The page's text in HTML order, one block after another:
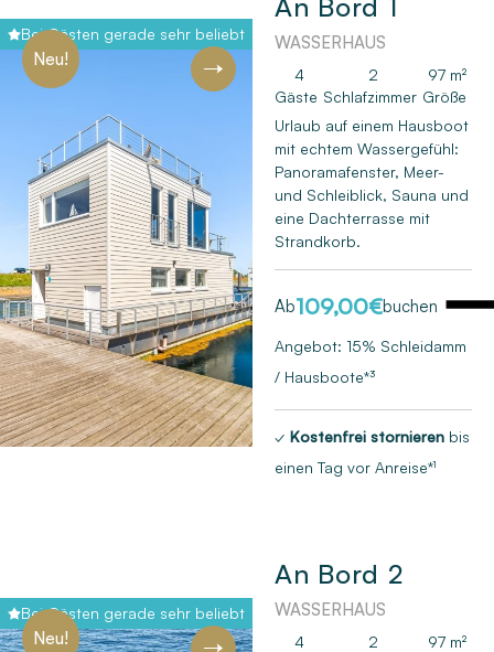
Bei Gästen gerade sehr beliebt
Neu!
An Bord 1
WASSERHAUS
4
Gäste
2
Schlafzimmer
97 m²
Größe
Urlaub auf einem Hausboot
mit echtem Wassergefühl:
Panoramafenster, Meer-
und Schleiblick, Sauna und
eine Dachterrasse mit
Strandkorb.
Ab109,00€buchen
Angebot: 15% Schleidamm
/ Hausboote*³
✓ Kostenfrei stornieren bis
einen Tag vor Anreise*¹
Bei Gästen gerade sehr beliebt
Neu!
An Bord 2
WASSERHAUS
4
2
97 m²